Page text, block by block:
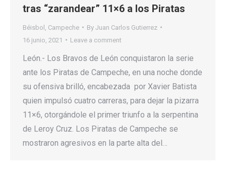
tras “zarandear” 11×6 a los Piratas
Béisbol Campeche By Juan Carlos Gutierrez
16 junio, 2021
Leave a comment
León.- Los Bravos de León conquistaron la serie
ante los Piratas de Campeche, en una noche donde
su ofensiva brilló, encabezada por Xavier Batista
quien impulsó cuatro carreras, para dejar la pizarra
11×6, otorgándole el primer triunfo a la serpentina
de Leroy Cruz. Los Piratas de Campeche se
mostraron agresivos en la parte alta del…